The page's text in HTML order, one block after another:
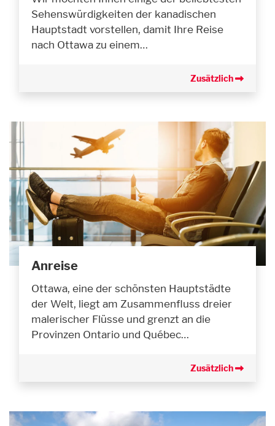
Sehenswürdigkeiten der kanadischen
Hauptstadt vorstellen, damit Ihre Reise
nach Ottawa zu einem…
Zusätzlich
Anreise
Ottawa, eine der schönsten Hauptstädte
der Welt, liegt am Zusammenfluss dreier
malerischer Flüsse und grenzt an die
Provinzen Ontario und Québec…
Zusätzlich